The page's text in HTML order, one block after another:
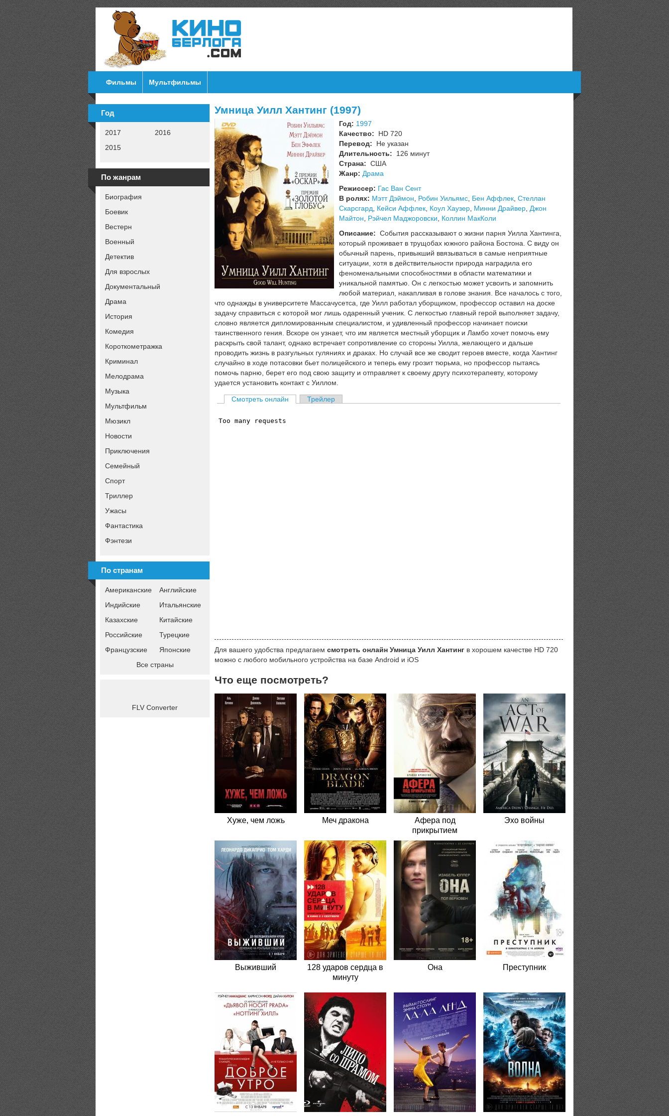
Фильмы Мультфильмы
Год
2017
2016
2015
По жанрам
Биография
Боевик
Вестерн
Военный
Детектив
Для взрослых
Документальный
Драма
История
Комедия
Короткометражка
Криминал
Мелодрама
Музыка
Мультфильм
Мюзикл
Новости
Приключения
Семейный
Спорт
Триллер
Ужасы
Фантастика
Фэнтези
По странам
Американские
Английские
Индийские
Итальянские
Казахские
Китайские
Российские
Турецкие
Французские
Японские
Все страны
FLV Converter
Умница Уилл Хантинг (1997)
Год: 1997
Качество:
HD 720
Перевод:
Не указан
Длительность:
126 минут
Страна: США
Жанр: Драма
Режиссер: Гас Ван Сент
В ролях: Мэтт Дэймон Робин Уильямс Бен Аффлек Стеллан
Скарсгард
Кейси Аффлек Коул Хаузер Минни Драйвер Джон
Майтон
Рэйчел Маджоровски
Коллин МакКоли
Описание: События рассказывают о жизни парня Уилла Хантинга,
который проживает в трущобах южного района Бостона. С виду он
обычный парень, привыкший ввязываться в самые неприятные
ситуации, хотя в действительности природа наградила его
феноменальными способностями в области математики и
уникальной памятью. Он с легкостью может усвоить и запомнить
любой материал, накапливая в голове знания. Все началось с того,
что однажды в университете Массачусетса, где Уилл работал уборщиком, профессор оставил на доске
задачу справиться с которой мог лишь одаренный ученик. С легкостью главный герой выполняет задачу,
словно является дипломированным специалистом, и удивленный профессор начинает поиски
таинственного гения. Вскоре он узнает, что им является местный уборщик и Ламбо хочет помочь ему
раскрыть свой талант, однако встречает сопротивление со стороны Уилла, желающего и дальше
проводить жизнь в разгульных гуляниях и драках. Но случай все же сводит героев вместе, когда Хантинг
случайно в ходе потасовки бьет полицейского и теперь ему грозит тюрьма, но профессор пытаясь
помочь парню, берет его под свою защиту и отправляет к своему другу психотерапевту, которому
удается установить контакт с Уиллом.
Смотреть онлайн Трейлер
Для вашего удобства предлагаем смотреть онлайн Умница Уилл Хантинг в хорошем качестве HD 720
можно с любого мобильного устройства на базе Android и iOS
Что еще посмотреть?
Хуже, чем ложь Меч дракона
Афера под
прикрытием
Эхо войны
Выживший
128 ударов сердца в
минуту
Она Преступник